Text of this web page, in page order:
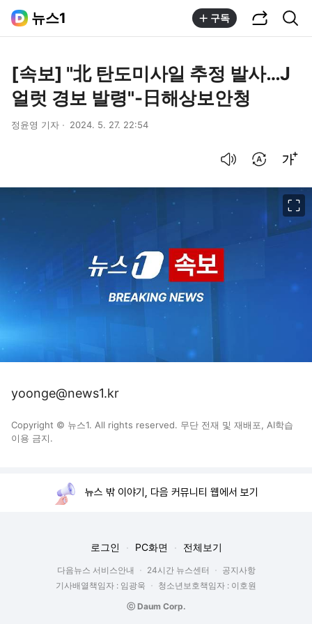
뉴스1 구독
[속보] "北 탄도미사일 추정 발사…J
얼럿 경보 발령"-日해상보안청
정윤영 기자 2024. 5. 27. 22:54
yoonge@news1.kr
Copyright © 뉴스1. All rights reserved. 무단 전재 및 재배포, AI학습
이용 금지.
뉴스 밖 이야기, 다음 커뮤니티 웹에서 보기
로그인 PC화면 전체보기
다음뉴스 서비스안내 24시간 뉴스센터
공지사항
기사배열책임자 : 임광욱
청소년보호책임자 : 이호원
ⓒ Daum Corp.